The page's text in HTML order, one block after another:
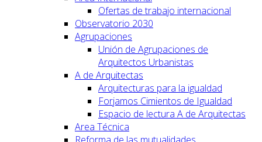
Ofertas de trabajo internacional
Observatorio 2030
Agrupaciones
Unión de Agrupaciones de
Arquitectos Urbanistas
A de Arquitectas
Arquitecturas para la igualdad
Forjamos Cimientos de Igualdad
Espacio de lectura A de Arquitectas
Area Técnica